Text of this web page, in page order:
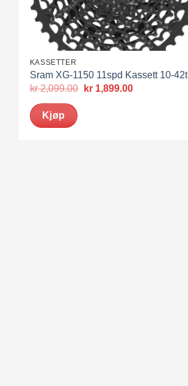
KASSETTER
Sram XG-1150 11spd Kassett 10-42t
kr2,099.00
Opprinnelig
kr1,899.00Nåværende
Kjøp